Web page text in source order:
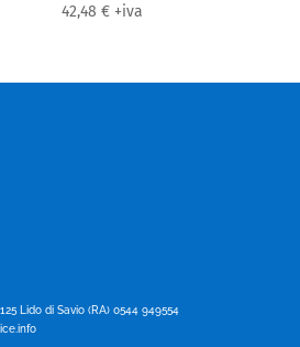
42,48€ +iva
Lido di Savio (RA) 0544 949554